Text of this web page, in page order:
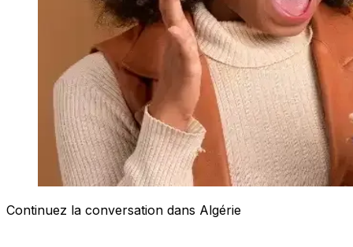
Continuez la conversation dans Algérie